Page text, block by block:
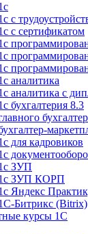
с
с сертификатом
аналитика
аналитика с
бухгалтерия 8.3
для кадровиков
ЗУП
ЗУП КОРП
Яндекс
Битрикс (Bitrix)
курсы 1С